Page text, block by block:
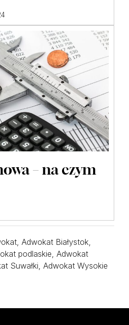
– na czym
Adwokat Białystok
podlaskie Adwokat
Suwałki Adwokat Wysokie